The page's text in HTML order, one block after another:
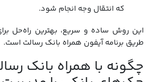
که انتقال وجه انجام شود.
این روش ساده و سریع، بهترین راه‌حل
طریق برنامه آیفون همراه بانک رسالت است.
چگونه با همراه بانک